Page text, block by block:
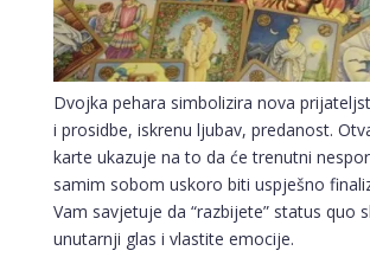
Dvojka pehara simbolizira nova
i prosidbe, iskrenu ljubav, predanost.
karte ukazuje na to da će trenutni
samim sobom uskoro biti uspješno
Vam savjetuje da “razbijete” status quo
unutarnji glas i vlastite emocije.